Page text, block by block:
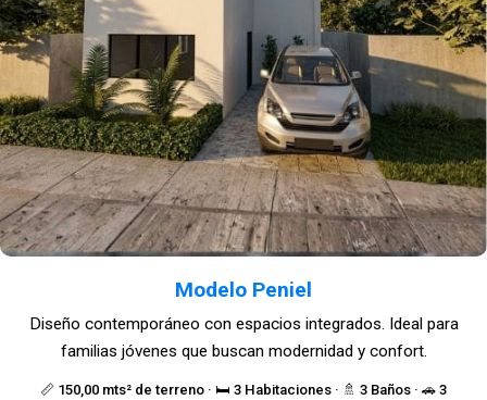
Modelo Peniel
📏 150,00 mts² de terreno · 🛏️ 3 Habitaciones · 🚿 3 Baños · 🚗 3
Diseño contemporáneo con espacios integrados. Ideal para
familias jóvenes que buscan modernidad y confort.